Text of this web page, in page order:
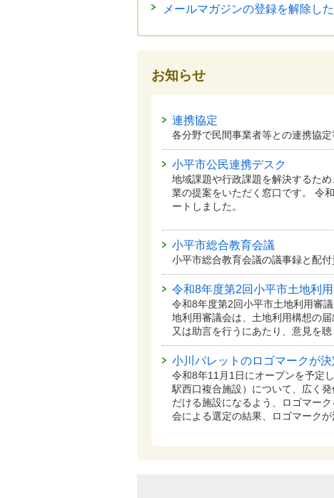
メールマガジンの登録を解除し
お知らせ
連携協定
各分野で民間事業者等との連携協定
小平市公民連携デスク
地域課題や行政課題を解決するた
業の提案をいただく窓口です。 令
ートしました。
小平市総合教育会議
小平市総合教育会議の議事録と配付
令和8年度第2回小平市土地利
令和8年度第2回小平市土地利用審
地利用審議会は、土地利用構想の
又は助言を行うにあたり、意見を聴
小川パレットのロゴマークが決
令和8年11月1日にオープンを予定
駅西口複合施設）について、広く
だける施設になるよう、ロゴマー
会による選定の結果、ロゴマークが